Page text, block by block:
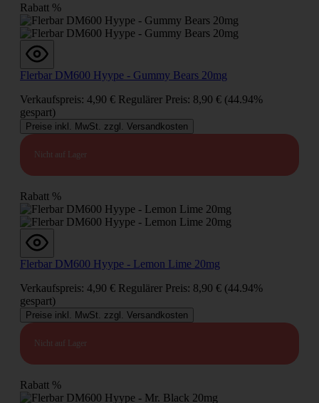
Rabatt %
Flerbar DM600 Hyype - Gummy Bears 20mg
Verkaufspreis: 4,90 € Regulärer Preis: 8,90 € (44.94%
gespart)
Preise inkl. MwSt. zzgl. Versandkosten
Nicht auf Lager
Rabatt %
Flerbar DM600 Hyype - Lemon Lime 20mg
Verkaufspreis: 4,90 € Regulärer Preis: 8,90 € (44.94%
gespart)
Preise inkl. MwSt. zzgl. Versandkosten
Nicht auf Lager
Rabatt %